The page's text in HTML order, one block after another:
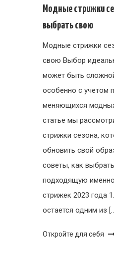
Модные стрижки
выбрать свою
Модные стрижки
свою Выбор
может быть
особенно с учетом
меняющихся
статье мы
стрижки сезона,
обновить свой
советы, как
подходящую
стрижек 2023 года
остается одним из
Откройте для себя